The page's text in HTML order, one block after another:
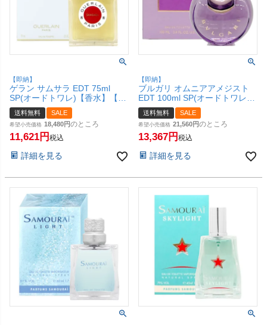
【即納】
ゲラン サムサラ EDT 75ml
SP(オードトワレ)【香水】【宅
配便送料無料】 (6060877)
送料無料 SALE
希望小売価格 18,480 のところ
11,621 税込
詳細を見る
【即納】
ブルガリ オムニアアメジスト
EDT 100ml SP(オードトワレ)
【香水】【宅配便送料無料】
(6059617)
送料無料 SALE
希望小売価格 21,560 のところ
13,367 税込
詳細を見る